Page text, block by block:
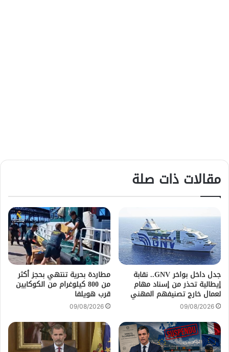
مقالات ذات صلة
جدل داخل بواخر GNV.. نقابة
إيطالية تحذر من إسناد مهام
لعمال خارج تصنيفهم المهني
09/08/2026
مطاردة بحرية تنتهي بحجز أكثر
من 800 كيلوغرام من الكوكايين
قرب هويلفا
09/08/2026